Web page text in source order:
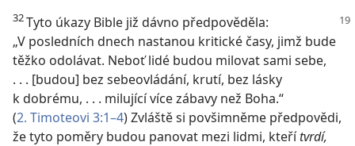
32Tyto úkazy Bible již dávno předpověděla:
„V posledních dnech nastanou kritické časy, jimž bude
těžko odolávat. Neboť lidé budou milovat sami sebe,
. . . [budou] bez sebeovládání, krutí, bez lásky
k dobrému, . . . milující více zábavy než Boha.“
(2. Timoteovi 3:1–4) Zvláště si povšimněme předpovědi,
že tyto poměry budou panovat mezi lidmi, kteřítvrdí,